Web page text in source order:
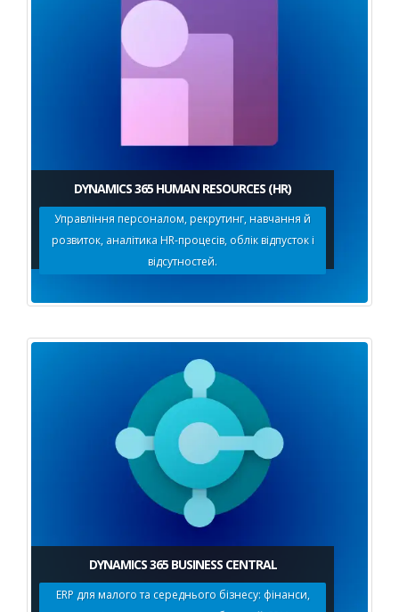
DYNAMICS 365 HUMAN RESOURCES (HR)
Управління персоналом, рекрутинг, навчання й
розвиток, аналітика HR-процесів, облік відпусток і
відсутностей.
DYNAMICS 365 BUSINESS CENTRAL
ERP для малого та середнього бізнесу: фінанси,